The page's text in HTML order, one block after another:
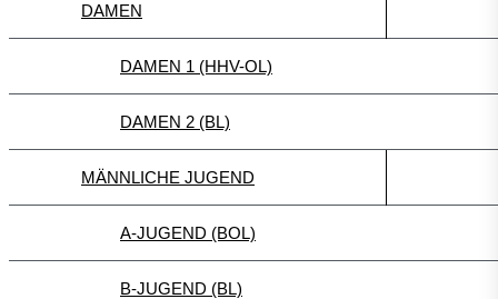
DAMEN
DAMEN 1 (HHV-OL)
DAMEN 2 (BL)
MÄNNLICHE JUGEND
A-JUGEND (BOL)
B-JUGEND (BL)